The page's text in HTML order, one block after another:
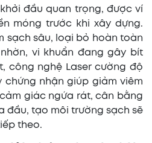
đầu quan trọng, được ví
móng trước khi xây dựng.
sạch sâu, loại bỏ hoàn toàn
vi khuẩn đang gây bít
công nghệ Laser cường độ
chứng nhận giúp giảm viêm
giác ngứa rát, cân bằng
đầu, tạo môi trường sạch sẽ
theo.